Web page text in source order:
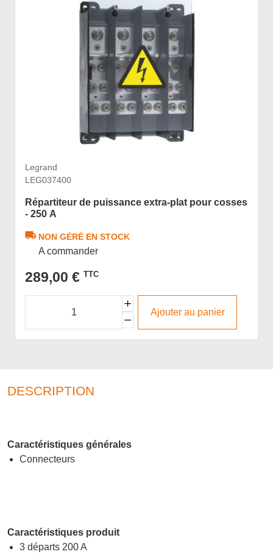
Legrand
LEG037400
Répartiteur de puissance extra-plat pour cosses
- 250 A
NON GÉRÉ EN STOCK
A commander
289,00 € TTC
Ajouter au panier
DESCRIPTION
Caractéristiques générales
Connecteurs
Caractéristiques produit
3 départs 200 A